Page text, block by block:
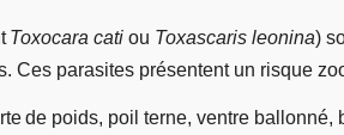
Toxocara cati ou Toxascaris leonina)
Ces parasites présentent un risque
de poids, poil terne, ventre ballonné,